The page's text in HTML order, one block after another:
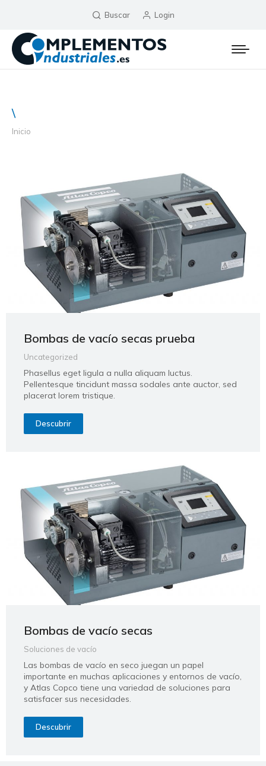
Buscar Login
\
Estás aquí:
Inicio
Bombas de vacío secas prueba
Uncategorized
Phasellus eget ligula a nulla aliquam luctus.
Pellentesque tincidunt massa sodales ante auctor, sed
placerat lorem tristique.
Descubrir
Bombas de vacío secas
Soluciones de vacío
Las bombas de vacío en seco juegan un papel
importante en muchas aplicaciones y entornos de vacío,
y Atlas Copco tiene una variedad de soluciones para
satisfacer sus necesidades.
Descubrir